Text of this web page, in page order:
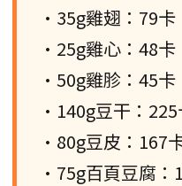
•35g雞翅：79卡
•25g雞心：48卡
•50g雞胗：45卡
•140g豆干：225
•80g豆皮：167
•75g百頁豆腐：